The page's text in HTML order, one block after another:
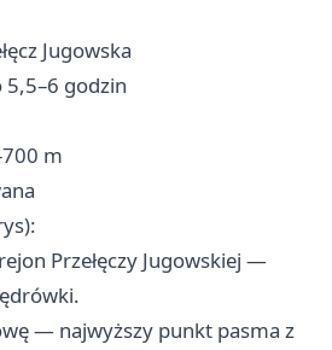
Jugowska
5,5–6 godzin
m
Przełęczy Jugowskiej —
— najwyższy punkt pasma z